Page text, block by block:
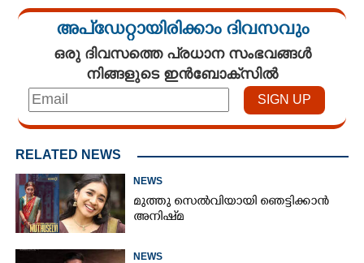
അപ്ഡേറ്റായിരിക്കാം ദിവസവും
ഒരു ദിവസത്തെ പ്രധാന സംഭവങ്ങൾ
നിങ്ങളുടെ ഇൻബോക്സിൽ
RELATED NEWS
NEWS
മുത്തു സെൽവിയായി ഞെട്ടിക്കാൻ
അനിഷ്‌മ
NEWS